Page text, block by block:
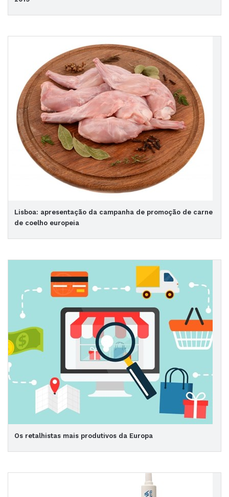
Lisboa: apresentação da campanha de promoção de carne
de coelho europeia
Os retalhistas mais produtivos da Europa